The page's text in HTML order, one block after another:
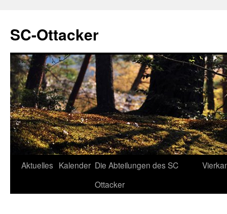
SC-Ottacker
Zum
Aktuelles Kalender Die Abteilungen des SC
Ottacker